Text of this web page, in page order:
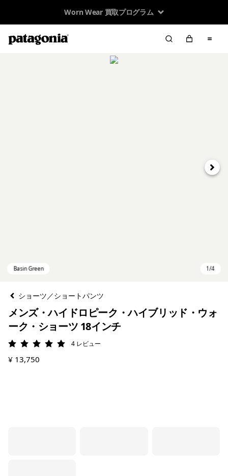
Worn Wear 買取プログラム
次へ
ショーツ／ショートパンツ
メンズ・ハイドロピーク・ハイブリッド・ウォ
ーク・ショーツ 18インチ
評価: 5 / 5 4 レビュー
¥ 13,750